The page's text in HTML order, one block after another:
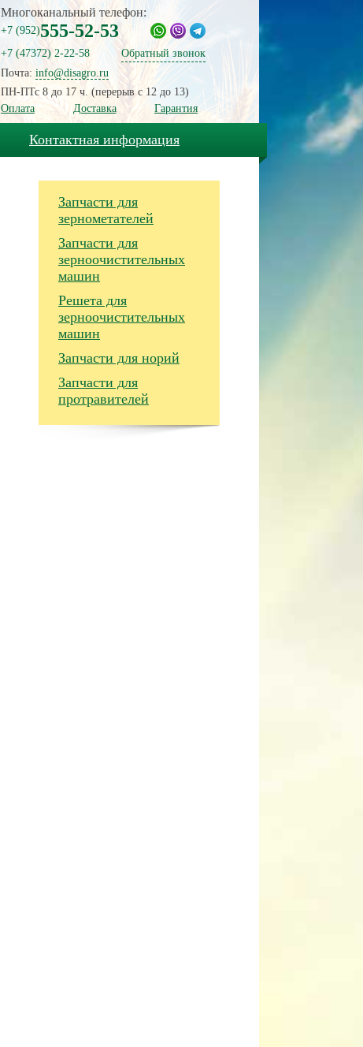
Многоканальный телефон:
+7 (952)555-52-53
+7 (47372) 2-22-58
Обратный звонок
Почта: info@disagro.ru
ПН-ПТс 8 до 17 ч. (перерыв с 12 до 13)
Оплата
Доставка Гарантия
Контактная информация
Запчасти для
зернометателей
Запчасти для
зерноочистительных
машин
Решета для
зерноочистительных
машин
Запчасти для норий
Запчасти для
протравителей